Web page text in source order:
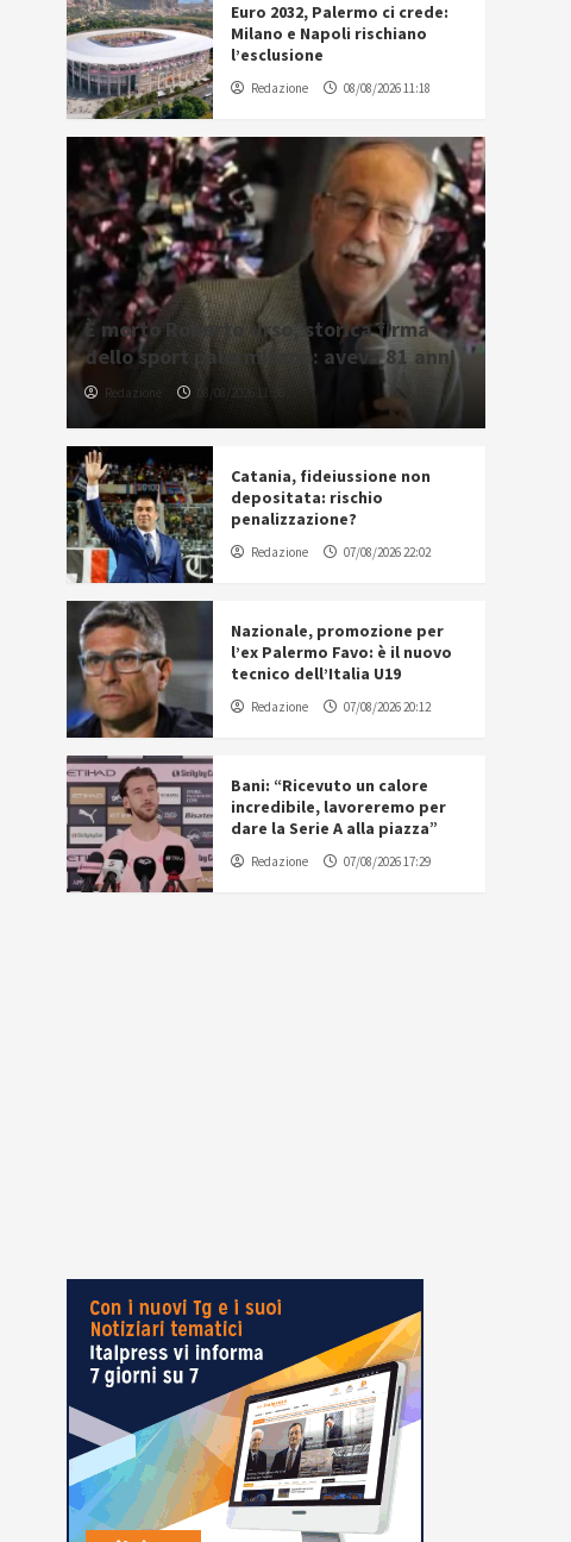
Euro 2032, Palermo ci crede:
Milano e Napoli rischiano
l’esclusione
Redazione 08/08/2026 11:18
È morto Roberto Urso, storica firma
dello sport palermitano: aveva 81 anni
Redazione 08/08/2026 11:36
Catania, fideiussione non
depositata: rischio
penalizzazione?
Redazione 07/08/2026 22:02
Nazionale, promozione per
l’ex Palermo Favo: è il nuovo
tecnico dell’Italia U19
Redazione 07/08/2026 20:12
Bani: “Ricevuto un calore
incredibile, lavoreremo per
dare la Serie A alla piazza”
Redazione 07/08/2026 17:29